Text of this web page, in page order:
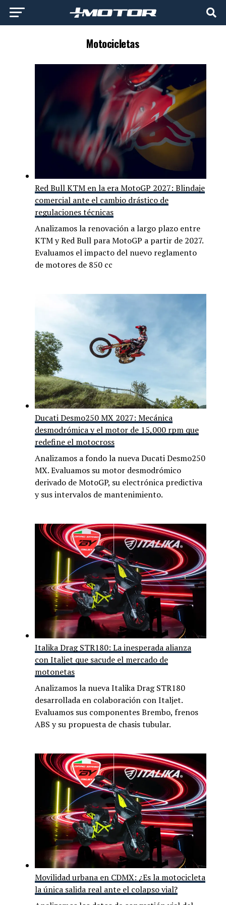
Motocicletas
Red Bull KTM en la era MotoGP 2027: Blindaje
comercial ante el cambio drástico de
regulaciones técnicas
Analizamos la renovación a largo plazo entre
KTM y Red Bull para MotoGP a partir de 2027.
Evaluamos el impacto del nuevo reglamento
de motores de 850 cc
Ducati Desmo250 MX 2027: Mecánica
desmodrómica y el motor de 15,000 rpm que
redefine el motocross
Analizamos a fondo la nueva Ducati Desmo250
MX. Evaluamos su motor desmodrómico
derivado de MotoGP, su electrónica predictiva
y sus intervalos de mantenimiento.
Italika Drag STR180: La inesperada alianza
con Italjet que sacude el mercado de
motonetas
Analizamos la nueva Italika Drag STR180
desarrollada en colaboración con Italjet.
Evaluamos sus componentes Brembo, frenos
ABS y su propuesta de chasis tubular.
Movilidad urbana en CDMX: ¿Es la motocicleta
la única salida real ante el colapso vial?